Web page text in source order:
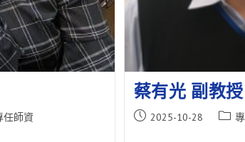
任師資
蔡有光 副教授
Post 2025-10-28
Post